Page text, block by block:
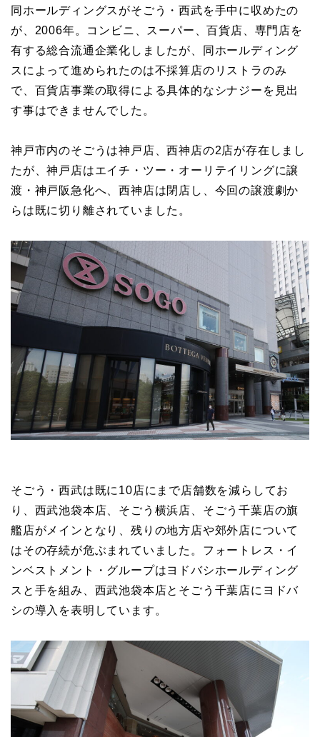
同ホールディングスがそごう・西武を手中に収めたの
が、2006年。コンビニ、スーパー、百貨店、専門店を
有する総合流通企業化しましたが、同ホールディング
スによって進められたのは不採算店のリストラのみ
で、百貨店事業の取得による具体的なシナジーを見出
す事はできませんでした。
神戸市内のそごうは神戸店、西神店の2店が存在しまし
たが、神戸店はエイチ・ツー・オーリテイリングに譲
渡・神戸阪急化へ、西神店は閉店し、今回の譲渡劇か
らは既に切り離されていました。
そごう・西武は既に10店にまで店舗数を減らしてお
り、西武池袋本店、そごう横浜店、そごう千葉店の旗
艦店がメインとなり、残りの地方店や郊外店について
はその存続が危ぶまれていました。フォートレス・イ
ンベストメント・グループはヨドバシホールディング
スと手を組み、西武池袋本店とそごう千葉店にヨドバ
シの導入を表明しています。